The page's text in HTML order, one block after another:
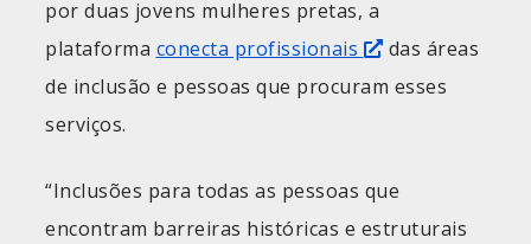
por duas jovens mulheres pretas, a
plataforma conecta profissionais
das áreas
de inclusão e pessoas que procuram esses
serviços.
“Inclusões para todas as pessoas que
encontram barreiras históricas e estruturais